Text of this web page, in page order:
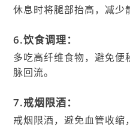
休息时将腿部抬高，减少
6.饮食调理：
多吃高纤维食物，避免
脉回流。
7.戒烟限酒：
戒烟限酒，避免血管收缩